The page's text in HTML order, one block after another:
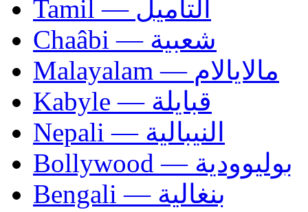
Tamil — التاميل
Chaâbi — شعبية
Malayalam — مالايالام
Kabyle — قبايلة
Nepali — النيبالية
Bollywood — بوليوودية
Bengali — بنغالية